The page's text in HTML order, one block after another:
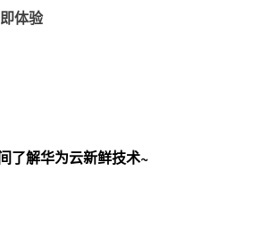
体验
了解华为云新鲜技术~